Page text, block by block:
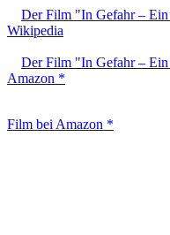
Der Film "In Gefahr –
Wikipedia
Der Film "In Gefahr –
Amazon *
Film bei Amazon *